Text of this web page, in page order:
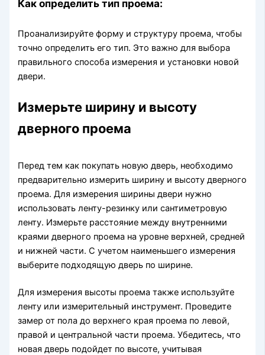
Как определить тип проема:
Проанализируйте форму и структуру проема, чтобы
точно определить его тип. Это важно для выбора
правильного способа измерения и установки новой
двери.
Измерьте ширину и высоту
дверного проема
Перед тем как покупать новую дверь, необходимо
предварительно измерить ширину и высоту дверного
проема. Для измерения ширины двери нужно
использовать ленту-резинку или сантиметровую
ленту. Измерьте расстояние между внутренними
краями дверного проема на уровне верхней, средней
и нижней части. С учетом наименьшего измерения
выберите подходящую дверь по ширине.
Для измерения высоты проема также используйте
ленту или измерительный инструмент. Проведите
замер от пола до верхнего края проема по левой,
правой и центральной части проема. Убедитесь, что
новая дверь подойдет по высоте, учитывая